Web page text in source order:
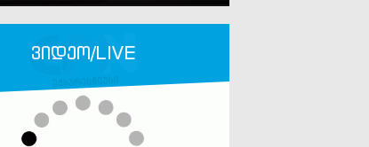
ვიდეო/LIVE